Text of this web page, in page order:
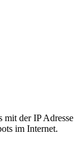
mit der IP
im Internet.